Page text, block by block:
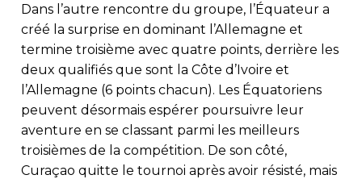
Dans l’autre rencontre du groupe, l’Équateur a
créé la surprise en dominant l’Allemagne et
termine troisième avec quatre points, derrière les
deux qualifiés que sont la Côte d’Ivoire et
l’Allemagne (6 points chacun). Les Équatoriens
peuvent désormais espérer poursuivre leur
aventure en se classant parmi les meilleurs
troisièmes de la compétition. De son côté,
Curaçao quitte le tournoi après avoir résisté, mais